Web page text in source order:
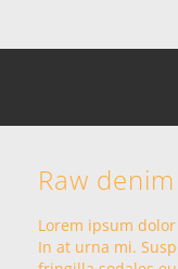
Raw
Lorem ipsum
In at urna mi.